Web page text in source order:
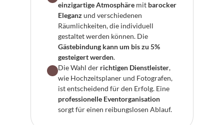
einzigartige Atmosphäre mit barocker
Eleganz und verschiedenen
Räumlichkeiten, die individuell
Gästebindung kann um bis zu 5%
gesteigert werden.
Die Wahl der richtigen Dienstleister,
wie Hochzeitsplaner und Fotografen,
professionelle Eventorganisation
sorgt für einen reibungslosen Ablauf.